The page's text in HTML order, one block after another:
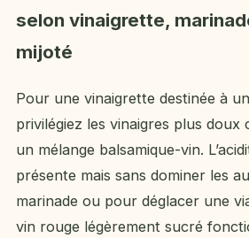
selon vinaigrette,
mijoté
Pour une vinaigrette destinée à
privilégiez les vinaigres plus doux
un mélange balsamique-vin.
présente mais sans dominer les
marinade ou pour déglacer une
vin rouge légèrement sucré